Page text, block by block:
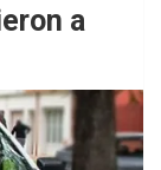
a